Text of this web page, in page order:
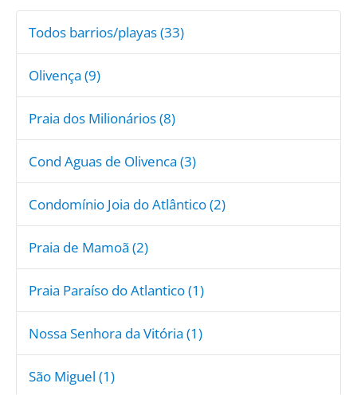
Todos barrios/playas (33)
Olivença (9)
Praia dos Milionários (8)
Cond Aguas de Olivenca (3)
Condomínio Joia do Atlântico (2)
Praia de Mamoã (2)
Praia Paraíso do Atlantico (1)
Nossa Senhora da Vitória (1)
São Miguel (1)